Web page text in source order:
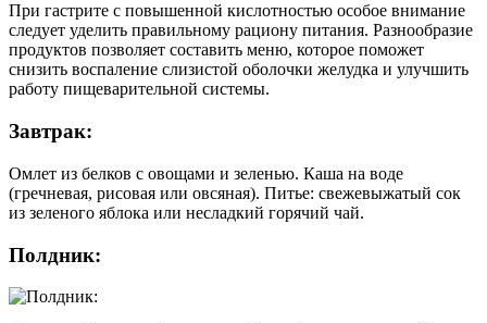
При гастрите с повышенной кислотностью особое внимание
следует уделить правильному рациону питания. Разнообразие
продуктов позволяет составить меню, которое поможет
снизить воспаление слизистой оболочки желудка и улучшить
работу пищеварительной системы.
Завтрак:
Омлет из белков с овощами и зеленью. Каша на воде
(гречневая, рисовая или овсяная). Питье: свежевыжатый сок
из зеленого яблока или несладкий горячий чай.
Полдник: